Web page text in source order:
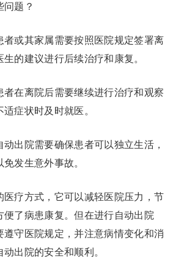
问题？
者或其家属需要按照医院规定签署离
的建议进行后续治疗和康复。
者在离院后需要继续进行治疗和观察
症状时及时就医。
出院需要确保患者可以独立生活，
发生意外事故。
医疗方式，它可以减轻医院压力，节
便了病患康复。但在进行自动出院
遵守医院规定，并注意病情变化和消
出院的安全和顺利。